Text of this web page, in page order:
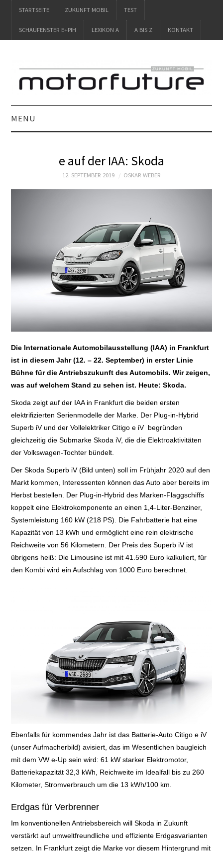
STARTSEITE ZUKUNFT MOBIL TEST
SCHAUFENSTER E+PIH LEXIKON A A BIS Z KONTAKT
MENU
ZUKUNFT MOBIL
LEXIKON A
KONTAKT
e auf der IAA: Skoda
12. SEPTEMBER 2019 OSKAR WEBER
Die Internationale Automobilausstellung (IAA) in Frankfurt
ist in diesem Jahr (12. – 22. September) in erster Linie
Bühne für die Antriebszukunft des Automobils. Wir zeigen,
was auf welchem Stand zu sehen ist. Heute: Skoda.
Skoda zeigt auf der IAA in Frankfurt die beiden ersten
elektrifizierten Serienmodelle der Marke. Der Plug-in-Hybrid
Superb iV und der Vollelektriker Citigo e iV begründen
gleichzeitig die Submarke Skoda iV, die die Elektroaktivitäten
der Volkswagen-Tochter bündelt.
Der Skoda Superb iV (Bild unten) soll im Frühjahr 2020 auf den
Markt kommen, Interessenten können das Auto aber bereits im
Herbst bestellen. Der Plug-in-Hybrid des Marken-Flaggschiffs
koppelt eine Elektrokomponente an einen 1,4-Liter-Benziner,
Systemleistung 160 kW (218 PS). Die Fahrbatterie hat eine
Kapazität von 13 kWh und ermöglicht eine rein elektrische
Reichweite von 56 Kilometern. Der Preis des Superb iV ist
übrigens heiß: Die Limousine ist mit 41.590 Euro kalkuliert, für
den Kombi wird ein Aufschlag von 1000 Euro berechnet.
Ebenfalls für kommendes Jahr ist das Batterie-Auto Citigo e iV
(unser Aufmacherbild) avisiert, das im Wesentlichen baugleich
mit dem VW e-Up sein wird: 61 kW starker Elektromotor,
Batteriekapazität 32,3 kWh, Reichweite im Idealfall bis zu 260
Kilometer, Stromverbrauch um die 13 kWh/100 km.
Erdgas für Verbrenner
Im konventionellen Antriebsbereich will Skoda in Zukunft
verstärkt auf umweltfreundliche und effiziente Erdgasvarianten
setzen. In Frankfurt zeigt die Marke vor diesem Hintergrund mit